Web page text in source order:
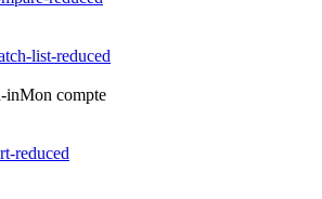
Mon compte